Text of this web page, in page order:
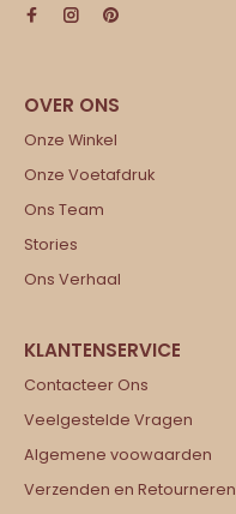
Onze Winkel
Onze Voetafdruk
Ons Team
Stories
Ons Verhaal
Contacteer Ons
Veelgestelde Vragen
Algemene voowaarden
Verzenden en Retourneren